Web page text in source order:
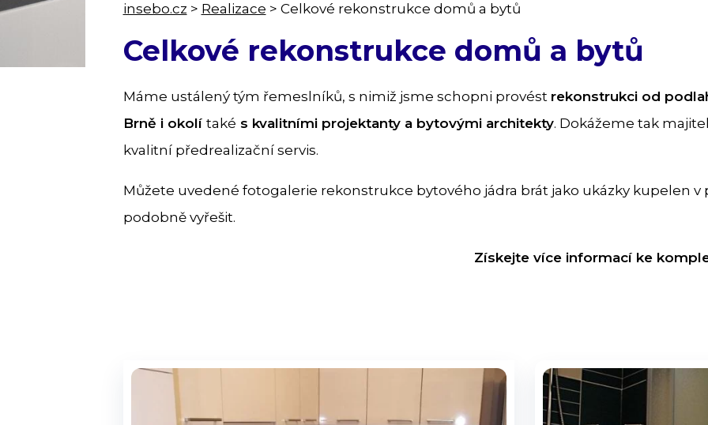
insebo.cz > Realizace > Celkové rekonstrukce domů a bytů
Celkové rekonstrukce domů a bytů
Máme ustálený tým řemeslníků, s nimiž jsme schopni provést rekonstrukci od
Brně i okolí také s kvalitními projektanty a bytovými architekty. Dokážeme tak
kvalitní předrealizační servis.
Můžete uvedené fotogalerie rekonstrukce bytového jádra brát jako ukázky kupelen
podobně vyřešit.
Získejte více informací ke